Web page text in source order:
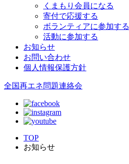
くまもり会員になる
寄付で応援する
ボランティアに参加する
活動に参加する
お知らせ
お問い合わせ
個人情報保護方針
全国再エネ問題連絡会
TOP
お知らせ